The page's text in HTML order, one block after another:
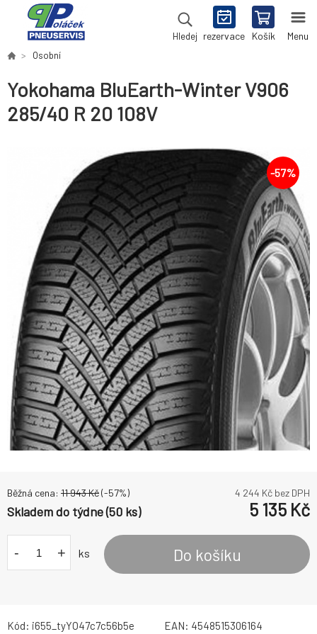
Hledej rezervace Košík Menu
Osobní
Yokohama BluEarth-Winter V906
285/40 R 20 108V
-57%
Běžná cena: 11 943Kč(-57%) 4 244 Kč bez DPH
Skladem do týdne (50 ks) 5 135 Kč
- + ks Do košíku
Kód: i655_tyYO47c7c56b5e EAN: 4548515306164